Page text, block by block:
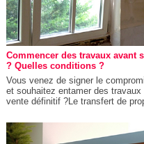
Commencer des travaux avant
? Quelles conditions ?
Vous venez de signer le
et souhaitez entamer des
vente définitif ?Le transfert de